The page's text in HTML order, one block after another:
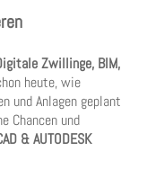
Zwillinge, BIM,
heute, wie
und Anlagen geplant
Chancen und
& AUTODESK